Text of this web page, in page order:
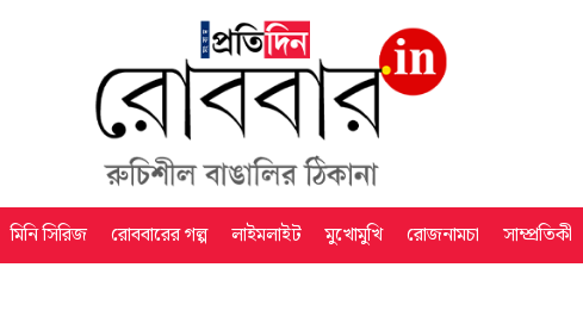
মিনি সিরিজ রোববারের গল্প লাইমলাইট মুখোমুখি রোজনামচা সাম্প্রতিকী